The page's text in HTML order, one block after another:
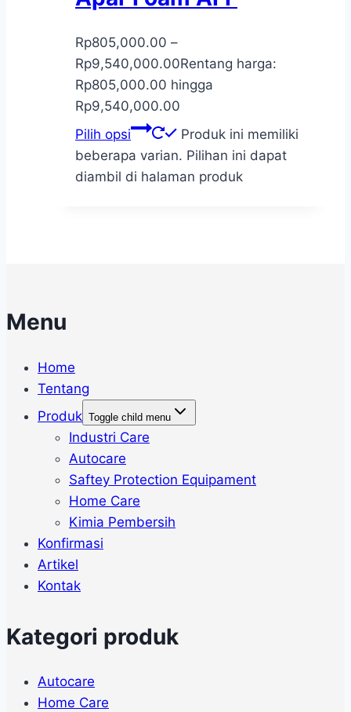
Rp805,000.00 –
Rp9,540,000.00Rentang harga:
Rp805,000.00 hingga
Rp9,540,000.00
Pilih opsi
Produk ini memiliki
beberapa varian. Pilihan ini dapat
diambil di halaman produk
Menu
Home
Tentang
Produk Toggle child menu
Industri Care
Autocare
Saftey Protection Equipament
Home Care
Kimia Pembersih
Konfirmasi
Artikel
Kontak
Kategori produk
Autocare
Home Care